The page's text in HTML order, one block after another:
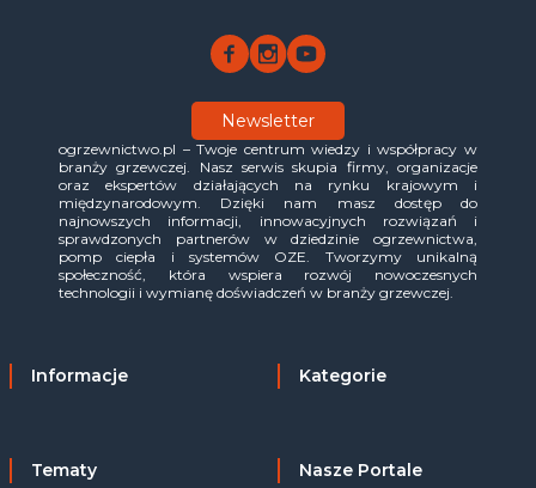
Newsletter
ogrzewnictwo.pl – Twoje centrum wiedzy i współpracy w
branży grzewczej. Nasz serwis skupia firmy, organizacje
oraz ekspertów działających na rynku krajowym i
międzynarodowym. Dzięki nam masz dostęp do
najnowszych informacji, innowacyjnych rozwiązań i
sprawdzonych partnerów w dziedzinie ogrzewnictwa,
pomp ciepła i systemów OZE. Tworzymy unikalną
społeczność, która wspiera rozwój nowoczesnych
technologii i wymianę doświadczeń w branży grzewczej.
Informacje Kategorie
Tematy Nasze Portale